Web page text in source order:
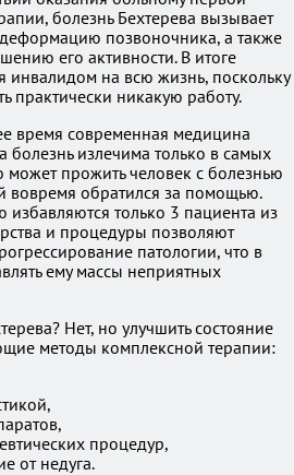
болезнь Бехтерева вызывает
позвоночника, а также
его активности. В итоге
инвалидом на всю жизнь, поскольку
практически никакую работу.
время современная медицина
болезнь излечима только в самых
может прожить человек с болезнью
вовремя обратился за помощью.
избавляются только 3 пациента из
и процедуры позволяют
патологии, что в
ему массы неприятных
Нет, но улучшить состояние
методы комплексной терапии:
процедур,
от недуга.